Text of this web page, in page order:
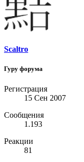
Scaltro
Гуру форума
Регистрация
15 Сен 2007
Сообщения
1.193
Реакции
81